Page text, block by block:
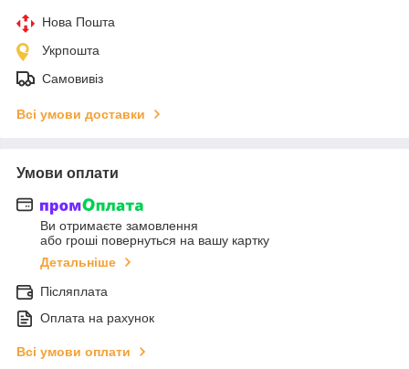
Нова Пошта
Укрпошта
Самовивіз
Всі умови доставки
Умови оплати
Ви отримаєте замовлення
або гроші повернуться на вашу картку
Детальніше
Післяплата
Оплата на рахунок
Всі умови оплати